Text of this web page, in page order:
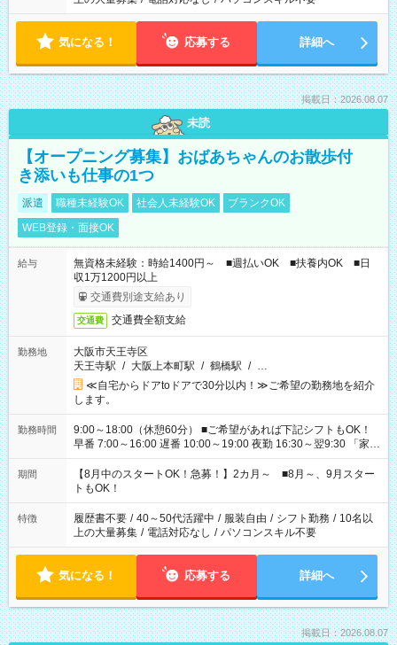
気になる！ 応募する 詳細へ
掲載日：2026.08.07
未読
【オープニング募集】おばあちゃんのお散歩付
き添いも仕事の1つ
派遣 職種未経験OK 社会人未経験OK
ブランクOK
WEB登録・面接OK
給与
無資格未経験：時給1400円～ ■週払いOK ■扶養内OK ■日
収1万1200円以上
交通費別途支給あり
交通費 交通費全額支給
勤務地
大阪市天王寺区
天王寺駅 / 大阪上本町駅 / 鶴橋駅 / …
≪自宅からドアtoドアで30分以内！≫ご希望の勤務地を紹介
します。
勤務時間
9:00～18:00（休憩60分） ■ご希望があれば下記シフトもOK！
早番 7:00～16:00 遅番 10:00～19:00 夜勤 16:30～翌9:30 「家族
と休みを合わせたい」 「余裕を持って夕飯の準備がしたい」
「できれば残業はしたくない」 など、ご希望を教えてください
ね。 ※Wワーク希望の方へ 今ご覧のお仕事で希望する勤務時間
と、もう1つのお仕事の勤務時間。 合計で週40時間を超える場
合は応募できません。
期間
【8月中のスタートOK！急募！】2カ月～ ■8月～、9月スター
トもOK！
特徴 履歴書不要 / 40～50代活躍中 / 服装自由 / シフト勤務 / 10名以
上の大量募集 / 電話対応なし / パソコンスキル不要
気になる！ 応募する 詳細へ
掲載日：2026.08.07